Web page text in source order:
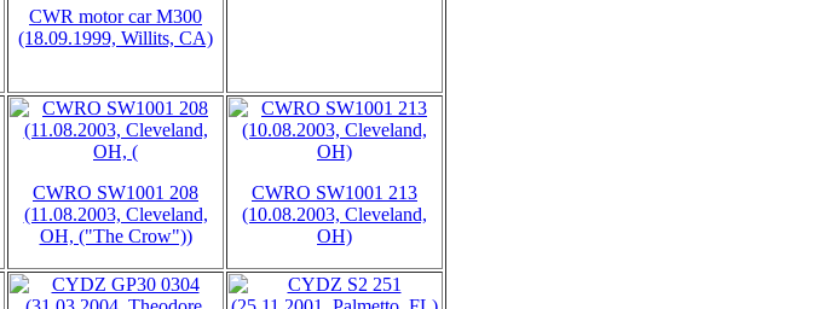
CWR motor car M300
(18.09.1999, Willits, CA)
CWRO SW1001 208
(11.08.2003, Cleveland,
OH, ("The Crow"))
CWRO SW1001 213
(10.08.2003, Cleveland,
OH)